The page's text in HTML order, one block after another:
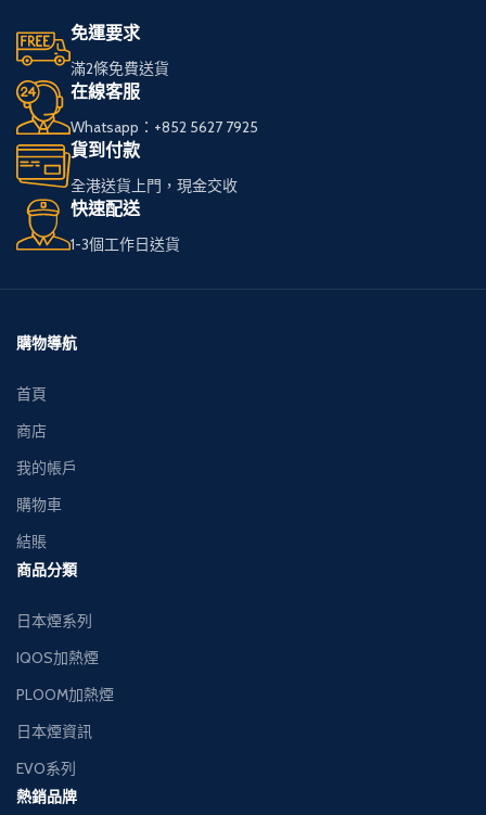
輕鬆選購心儀的免稅
煙。
我們服務全港，送貨
快速可靠，
讓您享受高品質私
煙。
多種品牌和款式供您
選擇，
下單簡便，接受現金
快速可靠，
選擇，
免運要求
滿2條免費送貨
在線客服
Whatsapp：+852 5627 7925
貨到付款
全港送貨上門，現金交收
快速配送
1-3個工作日送貨
購物導航
首頁
商店
我的帳戶
購物車
結賬
商品分類
日本煙系列
IQOS加熱煙
PLOOM加熱煙
日本煙資訊
EVO系列
熱銷品牌